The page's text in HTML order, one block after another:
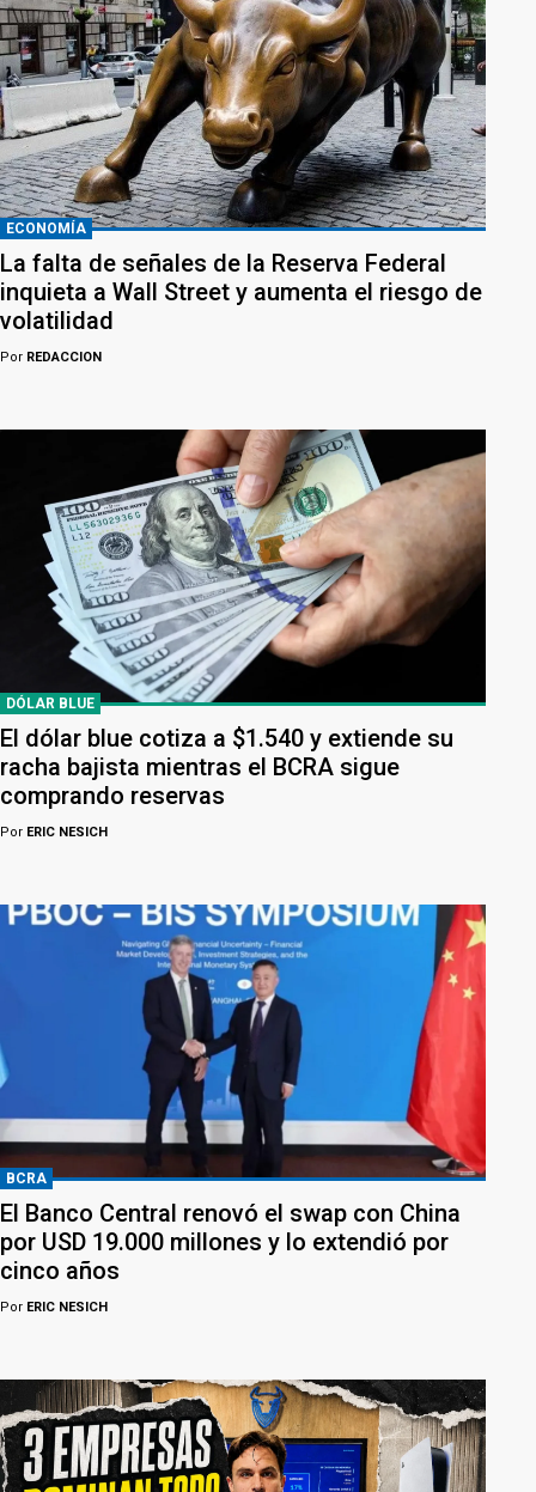
ECONOMÍA
La falta de señales de la Reserva Federal
inquieta a Wall Street y aumenta el riesgo de
volatilidad
Por REDACCION
DÓLAR BLUE
El dólar blue cotiza a $1.540 y extiende su
racha bajista mientras el BCRA sigue
comprando reservas
Por ERIC NESICH
BCRA
El Banco Central renovó el swap con China
por USD 19.000 millones y lo extendió por
cinco años
Por ERIC NESICH